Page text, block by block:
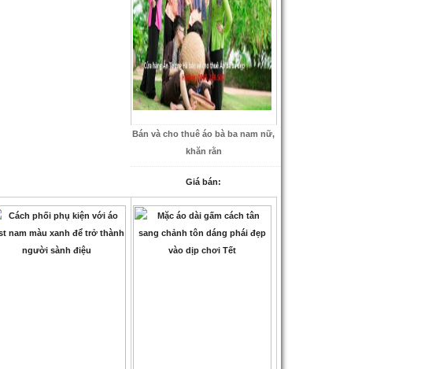
Bán và cho thuê áo bà ba nam nữ,
khăn rằn
Giá bán: